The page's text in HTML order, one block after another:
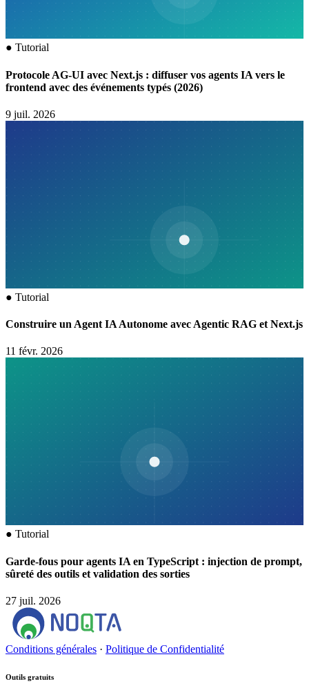
● Tutorial
Protocole AG-UI avec Next.js : diffuser vos agents IA vers le
frontend avec des événements typés (2026)
9 juil. 2026
● Tutorial
Construire un Agent IA Autonome avec Agentic RAG et Next.js
11 févr. 2026
● Tutorial
Garde-fous pour agents IA en TypeScript : injection de prompt,
sûreté des outils et validation des sorties
27 juil. 2026
Conditions générales · Politique de Confidentialité
Outils gratuits